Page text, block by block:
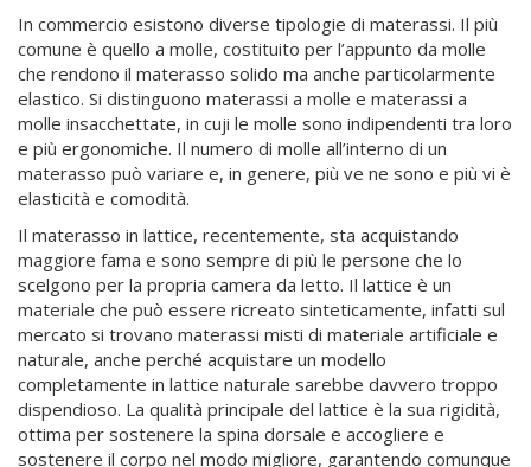
In commercio esistono diverse tipologie di materassi. Il più
comune è quello a molle, costituito per l’appunto da molle
che rendono il materasso solido ma anche particolarmente
elastico. Si distinguono materassi a molle e materassi a
molle insacchettate, in cuji le molle sono indipendenti tra loro
e più ergonomiche. Il numero di molle all’interno di un
materasso può variare e, in genere, più ve ne sono e più vi è
elasticità e comodità.
Il materasso in lattice, recentemente, sta acquistando
maggiore fama e sono sempre di più le persone che lo
scelgono per la propria camera da letto. Il lattice è un
materiale che può essere ricreato sinteticamente, infatti sul
mercato si trovano materassi misti di materiale artificiale e
naturale, anche perché acquistare un modello
completamente in lattice naturale sarebbe davvero troppo
dispendioso. La qualità principale del lattice è la sua rigidità,
ottima per sostenere la spina dorsale e accogliere e
sostenere il corpo nel modo migliore, garantendo comunque